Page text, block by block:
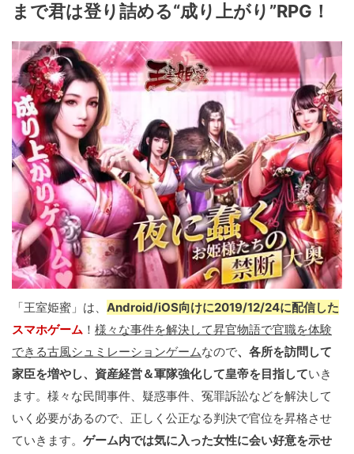
まで君は登り詰める“成り上がり”RPG！
「王室姫蜜」は、 Android/iOS向けに2019/12/24に配信した
スマホゲーム ！ 様々な事件を解決して昇官物語で官職を体験
できる古風シュミレーションゲームなので、各所を訪問して
家臣を増やし、資産経営＆軍隊強化して皇帝を目指していき
ます。様々な民間事件、疑惑事件、冤罪訴訟などを解決して
いく必要があるので、正しく公正なる判決で官位を昇格させ
ていきます。 ゲーム内では気に入った女性に会い好意を示せ